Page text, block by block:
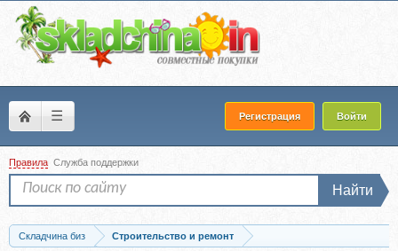
☰ Регистрация Войти
Правила Служба поддержки
Найти
Складчина биз
Строительство и ремонт